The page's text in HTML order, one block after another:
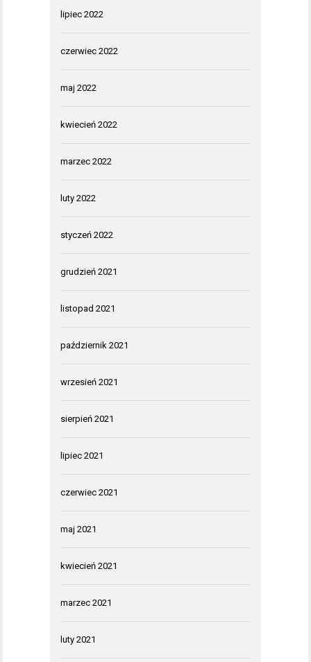
lipiec 2022
czerwiec 2022
maj 2022
kwiecień 2022
marzec 2022
luty 2022
styczeń 2022
grudzień 2021
listopad 2021
październik 2021
wrzesień 2021
sierpień 2021
lipiec 2021
czerwiec 2021
maj 2021
kwiecień 2021
marzec 2021
luty 2021